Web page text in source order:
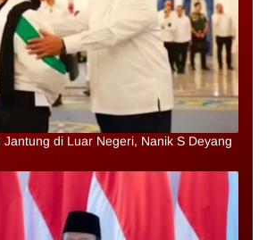
di Luar Negeri, Nanik S Deyang